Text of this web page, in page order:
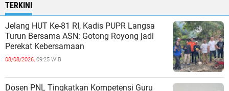
TERKINI
Jelang HUT Ke-81 RI, Kadis PUPR Langsa
Turun Bersama ASN: Gotong Royong jadi
Perekat Kebersamaan
08/08/2026, 09:25 WIB
Dosen PNL Tingkatkan Kompetensi Guru